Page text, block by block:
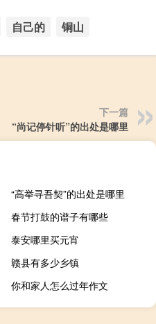
自己的 铜山
下一篇
“尚记停针听”的出处是哪里
“高举寻吾契”的出处是哪里
春节打鼓的谱子有哪些
泰安哪里买元宵
赣县有多少乡镇
你和家人怎么过年作文